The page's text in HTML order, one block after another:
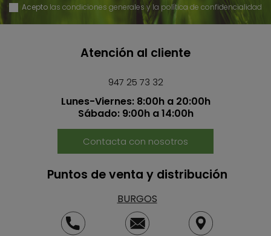
Acepto las condiciones generales y la política de confidencialidad
Atención al cliente
947 25 73 32
Lunes-Viernes: 8:00h a 20:00h
Sábado: 9:00h a 14:00h
Contacta con nosotros
Puntos de venta y distribución
BURGOS